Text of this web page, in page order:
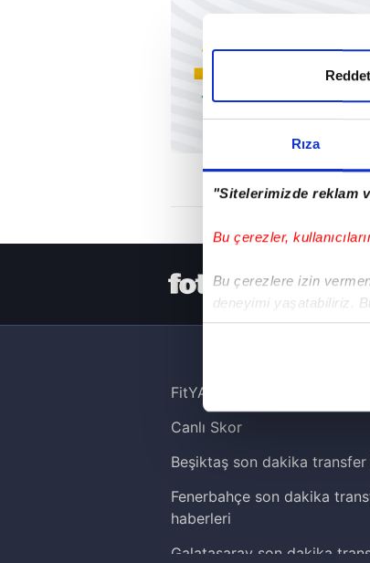
Rıza
"Sitelerimizde reklam
Bu çerezler,
Bu çerezlere izin
deneyimi yaşatabiliriz.
içerikleri sunabilmek
Her halükârda,
Sizlere daha iyi bir
çerezler vasıtasıyla
amacıyla
reklam/pazarlama
Çerezlere ilişkin
Reddet
HER
FitYAŞA
Canlı Skor
Beşiktaş son dakika
Fenerbahçe son dakika
haberleri
Galatasaray son dakika